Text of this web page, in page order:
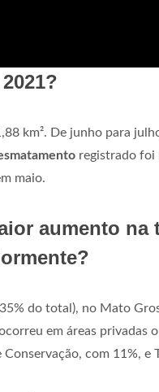
km². De junho para
registrado foi
maio.
aumento na
do total), no Mato
em áreas privadas
com 11%, e